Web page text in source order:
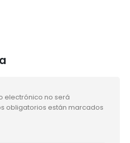
electrónico no será
obligatorios están marcados